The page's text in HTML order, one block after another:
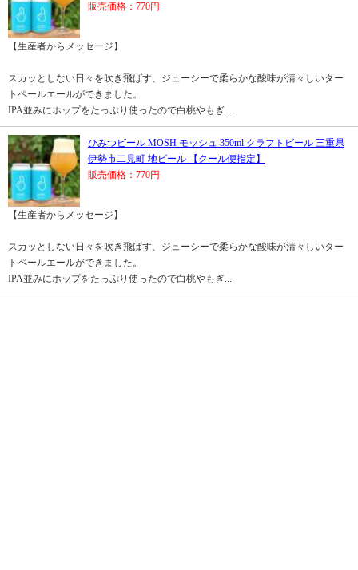
販売価格：770円
【生産者からメッセージ】
スカッとしない日々を吹き飛ばす、ジューシーで柔らかな酸味が清々しいター
トペールエールができました。
IPA並みにホップをたっぷり使ったので白桃やもぎ...
ひみつビール MOSH モッシュ 350ml クラフトビール 三重県
伊勢市二見町 地ビール 【クール便指定】
販売価格：770円
【生産者からメッセージ】
スカッとしない日々を吹き飛ばす、ジューシーで柔らかな酸味が清々しいター
トペールエールができました。
IPA並みにホップをたっぷり使ったので白桃やもぎ...